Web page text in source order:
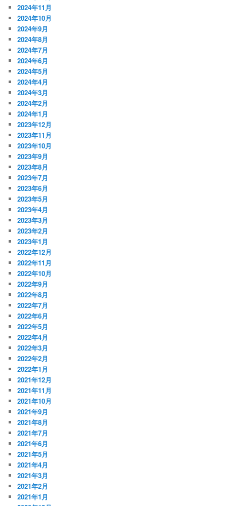
2024年11月
2024年10月
2024年9月
2024年8月
2024年7月
2024年6月
2024年5月
2024年4月
2024年3月
2024年2月
2024年1月
2023年12月
2023年11月
2023年10月
2023年9月
2023年8月
2023年7月
2023年6月
2023年5月
2023年4月
2023年3月
2023年2月
2023年1月
2022年12月
2022年11月
2022年10月
2022年9月
2022年8月
2022年7月
2022年6月
2022年5月
2022年4月
2022年3月
2022年2月
2022年1月
2021年12月
2021年11月
2021年10月
2021年9月
2021年8月
2021年7月
2021年6月
2021年5月
2021年4月
2021年3月
2021年2月
2021年1月